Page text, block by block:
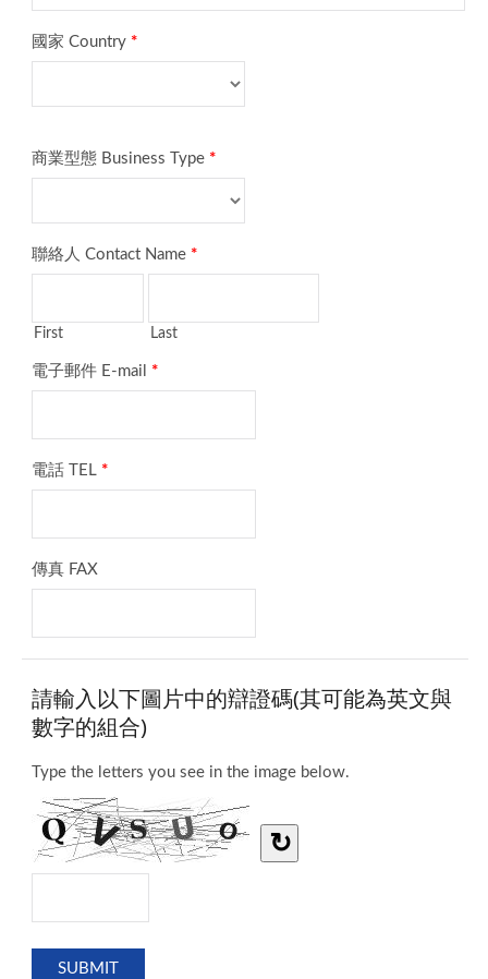
國家 Country *
商業型態 Business Type *
聯絡人 Contact Name *
First Last
電子郵件 E-mail *
電話 TEL *
傳真 FAX
請輸入以下圖片中的辯證碼(其可能為英文與
數字的組合)
Type the letters you see in the image below.
↻